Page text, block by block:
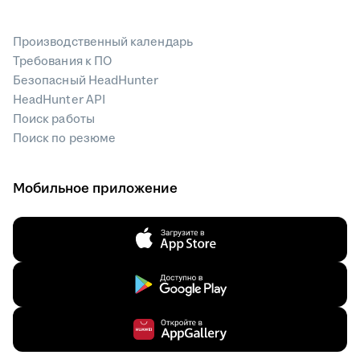
Производственный календарь
Требования к ПО
Безопасный HeadHunter
HeadHunter API
Поиск работы
Поиск по резюме
Мобильное приложение